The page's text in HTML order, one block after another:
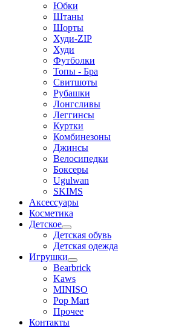
Юбки
Штаны
Шорты
Худи-ZIP
Худи
Футболки
Топы - Бра
Свитшоты
Рубашки
Лонгсливы
Леггинсы
Куртки
Комбинезоны
Джинсы
Велосипедки
Боксеры
Ugulwan
SKIMS
Аксессуары
Косметика
Детское
Детская обувь
Детская одежда
Игрушки
Bearbrick
Kaws
MINISO
Pop Mart
Прочее
Контакты